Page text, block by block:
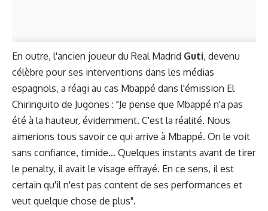
En outre, l'ancien joueur du Real Madrid Guti, devenu
célèbre pour ses interventions dans les médias
espagnols, a réagi au cas Mbappé dans l'émission El
Chiringuito de Jugones : "Je pense que Mbappé n'a pas
été à la hauteur, évidemment. C'est la réalité. Nous
aimerions tous savoir ce qui arrive à Mbappé. On le voit
sans confiance, timide… Quelques instants avant de tirer
le penalty, il avait le visage effrayé. En ce sens, il est
certain qu'il n'est pas content de ses performances et
veut quelque chose de plus".